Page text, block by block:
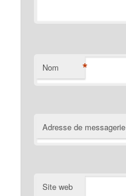
Nom *
Adresse de messagerie
Site web